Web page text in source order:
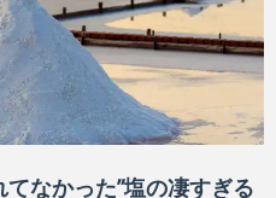
てなかった”塩の凄すぎる